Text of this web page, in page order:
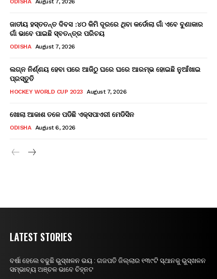
ODISHA August 7, 2026
ଜାତୀୟ ହସ୍ତତନ୍ତ ଦିବସ :୪୦ କିମି ଦୂରରେ ଥିବା କର୍ଡୋଲା ଗାଁ ଏବେ ବୁଣାକାର
ଗାଁ ଭାବେ ପାଇଛି ସ୍ବତନ୍ତ୍ର ପରିଚୟ
ODISHA August 7, 2026
ଲଗ୍ନ ନିର୍ଣ୍ଣୟ ହେବା ପରେ ଆଜିଠୁ ଘରେ ଘରେ ଆରମ୍ଭ ହୋଇଛି ନୁଆଁଖାଇ
ପ୍ରସ୍ତୁତି
HOCKEY WORLD CUP 2023 August 7, 2026
ଖୋଲା ଆକାଶ ତଳେ ପଡିଛି ଏକ୍ସପାଏରୀ ମେଡିସିନ
ODISHA August 6, 2026
LATEST STORIES
ବର୍ଷା ହେଲେ ବଢୁଛି ଭୁସ୍ଖଳନ ଭୟ : ଗଜପତି ଜିଲ୍ଲାର ୧୩୯ଟି ସ୍ଥାନକୁ ଭୁସ୍ଖଳନ
ସମ୍ଭାବ୍ୟ ଅଞ୍ଚଳ ଭାବେ ଚିହ୍ନଟ